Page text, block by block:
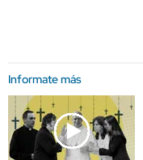
Informate más